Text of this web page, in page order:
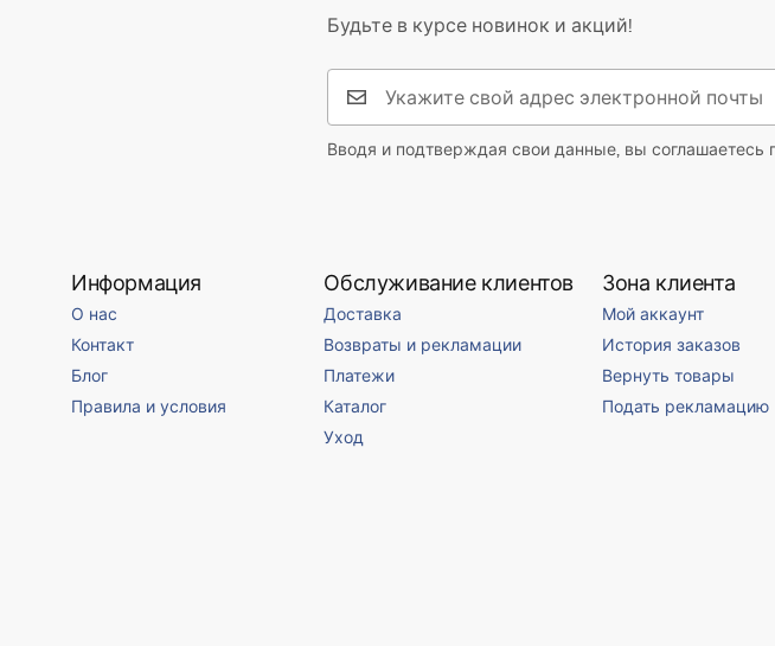
Будьте в курсе новинок и акций!
Вводя и подтверждая свои данные, вы соглашаетесь
Информация
О нас
Контакт
Блог
Правила и условия
Обслуживание клиентов
Доставка
Возвраты и рекламации
Платежи
Каталог
Уход
Зона клиента
Мой аккаунт
История заказов
Вернуть товары
Подать рекламацию